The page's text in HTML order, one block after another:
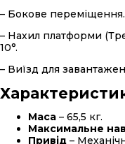
– Бокове переміщення.
– Нахил платформи
10°.
– Виїзд для
Маса – 65,5 кг.
Максимальне
Привід –